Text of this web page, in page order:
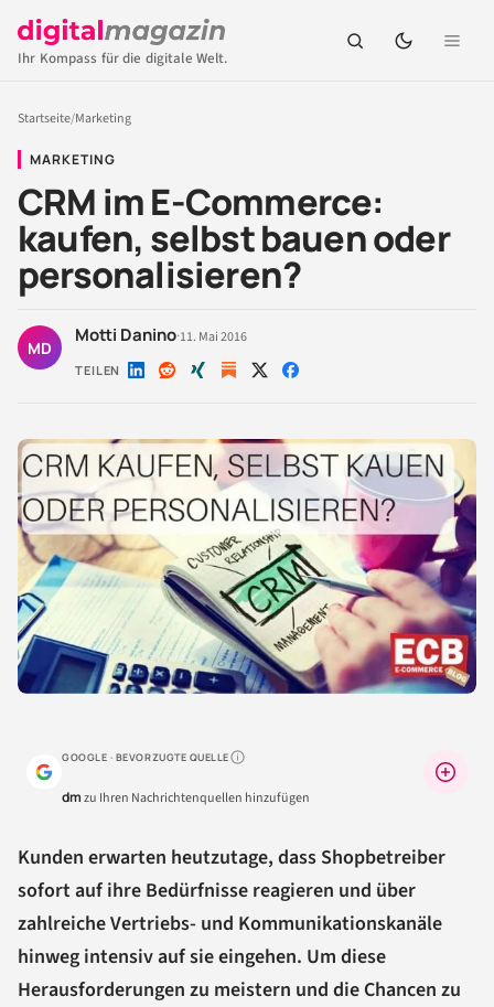
Ihr Kompass für die digitale Welt.
Startseite/Marketing
MARKETING
CRM im E-Commerce:
kaufen, selbst bauen oder
personalisieren?
MD
Motti Danino·11. Mai 2016
TEILEN Auf Auf Auf Auf Auf
GOOGLE · BEVORZUGTE QUELLEWarum lohnt sich das?
dmzu Ihren Nachrichtenquellen hinzufügen
Kunden erwarten heutzutage, dass Shopbetreiber
sofort auf ihre Bedürfnisse reagieren und über
zahlreiche Vertriebs- und Kommunikationskanäle
hinweg intensiv auf sie eingehen. Um diese
Herausforderungen zu meistern und die Chancen zu